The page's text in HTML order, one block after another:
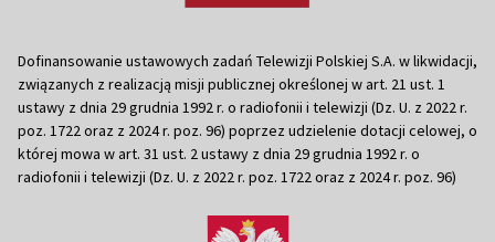
Dofinansowanie ustawowych zadań Telewizji Polskiej S.A. w likwidacji,
związanych z realizacją misji publicznej określonej w art. 21 ust. 1
ustawy z dnia 29 grudnia 1992 r. o radiofonii i telewizji (Dz. U. z 2022 r.
poz. 1722 oraz z 2024 r. poz. 96) poprzez udzielenie dotacji celowej, o
której mowa w art. 31 ust. 2 ustawy z dnia 29 grudnia 1992 r. o
radiofonii i telewizji (Dz. U. z 2022 r. poz. 1722 oraz z 2024 r. poz. 96)